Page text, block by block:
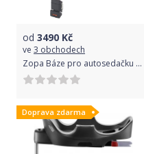
od 3490 Kč
ve 3 obchodech
Zopa Báze pro autosedačku X1 Plus i-Size
Doprava zdarma